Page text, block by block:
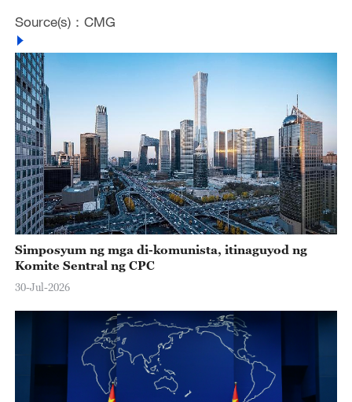
Source(s)：CMG
Simposyum ng mga di-komunista, itinaguyod ng
Komite Sentral ng CPC
30-Jul-2026